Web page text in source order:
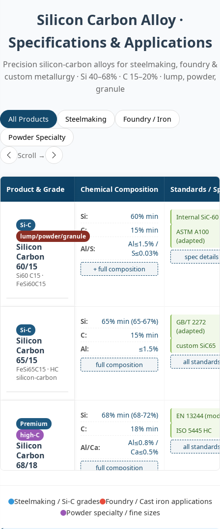
Silicon Carbon Alloy ·
Specifications & Applications
Precision silicon‑carbon alloys for steelmaking, foundry &
custom metallurgy · Si 40–68% · C 15–20% · lump, powder,
granule
All Products Steelmaking
Foundry / Iron
Powder Specialty
Scroll →
Product & Grade Chemical Composition Standards /
Si-C
lump/powder/granule
Silicon
Carbon
60/15
Si60 C15 ·
FeSi60C15
Si:
60% min
C:
15% min
Al/S:
Al≤1.5% /
S≤0.03%
+ full composition
Internal SiC‑60
ASTM A100
(adapted)
spec details
Si-C
Silicon
Carbon
65/15
FeSi65C15 · HC
silicon‑carbon
Si:
65% min (65‑67%)
C:
15% min
Al:
≤1.5%
full composition
GB/T 2272
(adapted)
custom SiC65
all standards
Premium
high‑C
Silicon
Carbon
68/18
Si:
68% min (68‑72%)
C:
18% min
Al/Ca:
Al≤0.8% /
Ca≤0.5%
full composition
EN 13244
ISO 5445 HC
all standards
Steelmaking / Si-C grades
Foundry / Cast iron applications
Powder specialty / fine sizes